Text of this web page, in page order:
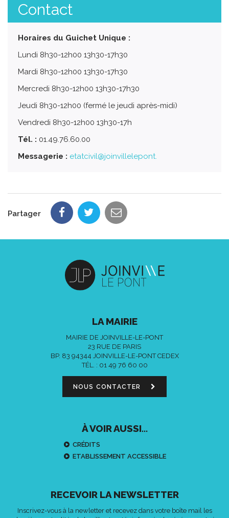
Contact
Horaires du Guichet Unique :
Lundi 8h30-12h00 13h30-17h30
Mardi 8h30-12h00 13h30-17h30
Mercredi 8h30-12h00 13h30-17h30
Jeudi 8h30-12h00 (fermé le jeudi après-midi)
Vendredi 8h30-12h00 13h30-17h
Tél. : 01.49.76.60.00
Messagerie : etatcivil@joinvillelepont.
Partager
LA MAIRIE
MAIRIE DE JOINVILLE-LE-PONT
23 RUE DE PARIS
BP. 83 94344 JOINVILLE-LE-PONT CEDEX
TÉL. : 01 49 76 60 00
NOUS CONTACTER
À VOIR AUSSI...
CRÉDITS
ETABLISSEMENT ACCESSIBLE
RECEVOIR LA NEWSLETTER
Inscrivez-vous à la newletter et recevez dans votre boîte mail les